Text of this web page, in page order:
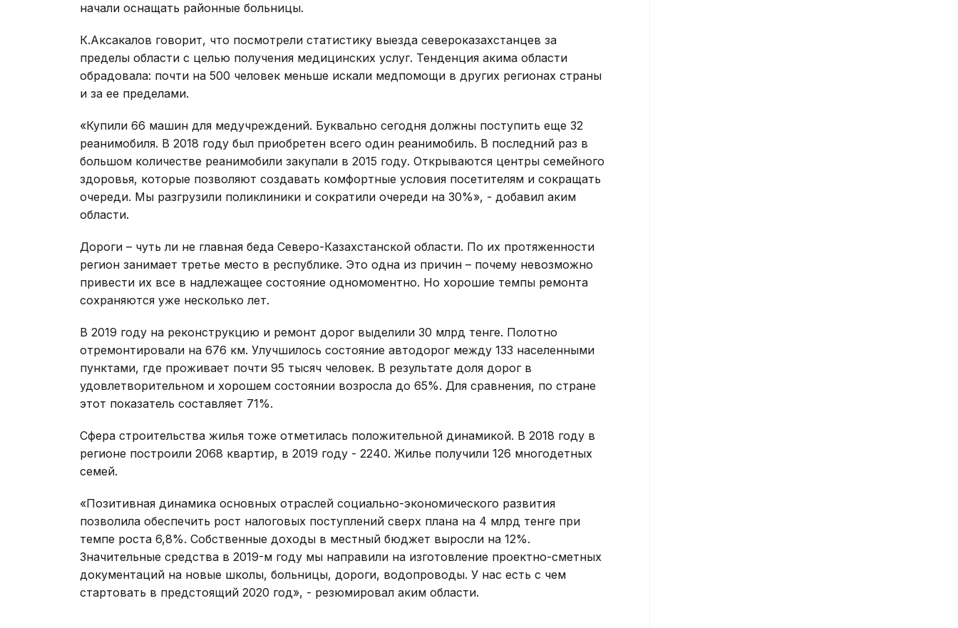
начали оснащать районные больницы.
К.Аксакалов говорит, что посмотрели статистику выезда североказахстанцев за
пределы области с целью получения медицинских услуг. Тенденция акима области
обрадовала: почти на 500 человек меньше искали медпомощи в других регионах страны
и за ее пределами.
«Купили 66 машин для медучреждений. Буквально сегодня должны поступить еще 32
реанимобиля. В 2018 году был приобретен всего один реанимобиль. В последний раз в
большом количестве реанимобили закупали в 2015 году. Открываются центры семейного
здоровья, которые позволяют создавать комфортные условия посетителям и сокращать
очереди. Мы разгрузили поликлиники и сократили очереди на 30%», - добавил аким
области.
Дороги – чуть ли не главная беда Северо-Казахстанской области. По их протяженности
регион занимает третье место в республике. Это одна из причин – почему невозможно
привести их все в надлежащее состояние одномоментно. Но хорошие темпы ремонта
сохраняются уже несколько лет.
В 2019 году на реконструкцию и ремонт дорог выделили 30 млрд тенге. Полотно
отремонтировали на 676 км. Улучшилось состояние автодорог между 133 населенными
пунктами, где проживает почти 95 тысяч человек. В результате доля дорог в
удовлетворительном и хорошем состоянии возросла до 65%. Для сравнения, по стране
этот показатель составляет 71%.
Сфера строительства жилья тоже отметилась положительной динамикой. В 2018 году в
регионе построили 2068 квартир, в 2019 году - 2240. Жилье получили 126 многодетных
семей.
«Позитивная динамика основных отраслей социально-экономического развития
позволила обеспечить рост налоговых поступлений сверх плана на 4 млрд тенге при
темпе роста 6,8%. Собственные доходы в местный бюджет выросли на 12%.
Значительные средства в 2019-м году мы направили на изготовление проектно-сметных
документаций на новые школы, больницы, дороги, водопроводы. У нас есть с чем
стартовать в предстоящий 2020 год», - резюмировал аким области.